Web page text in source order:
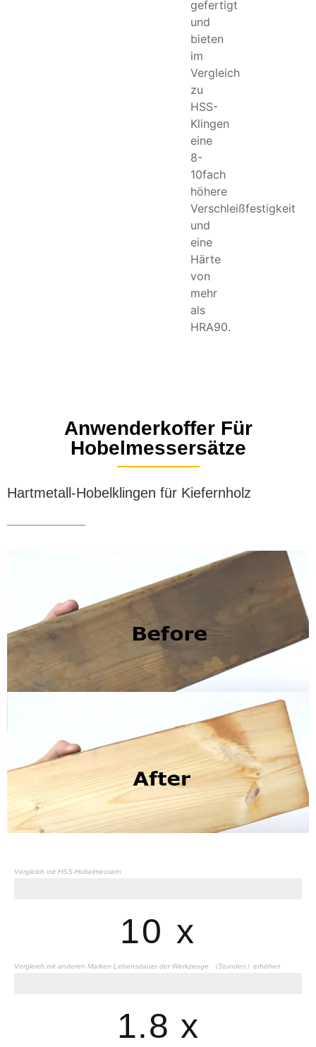
gefertigt
und
bieten
im
Vergleich
zu
HSS-
Klingen
eine
8-
10fach
höhere
Verschleißfestigkeit
und
eine
Härte
von
mehr
als
HRA90.
Anwenderkoffer Für
Hobelmessersätze
Hartmetall-Hobelklingen für Kiefernholz
Vergleich mit HSS-Hobelmessern
10 x
Vergleich mit anderen Marken Lebensdauer der Werkzeuge （Stunden）erhöhen
1.8 x